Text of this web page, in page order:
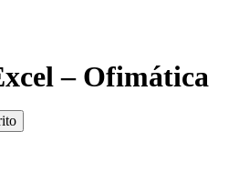
– Ofimática